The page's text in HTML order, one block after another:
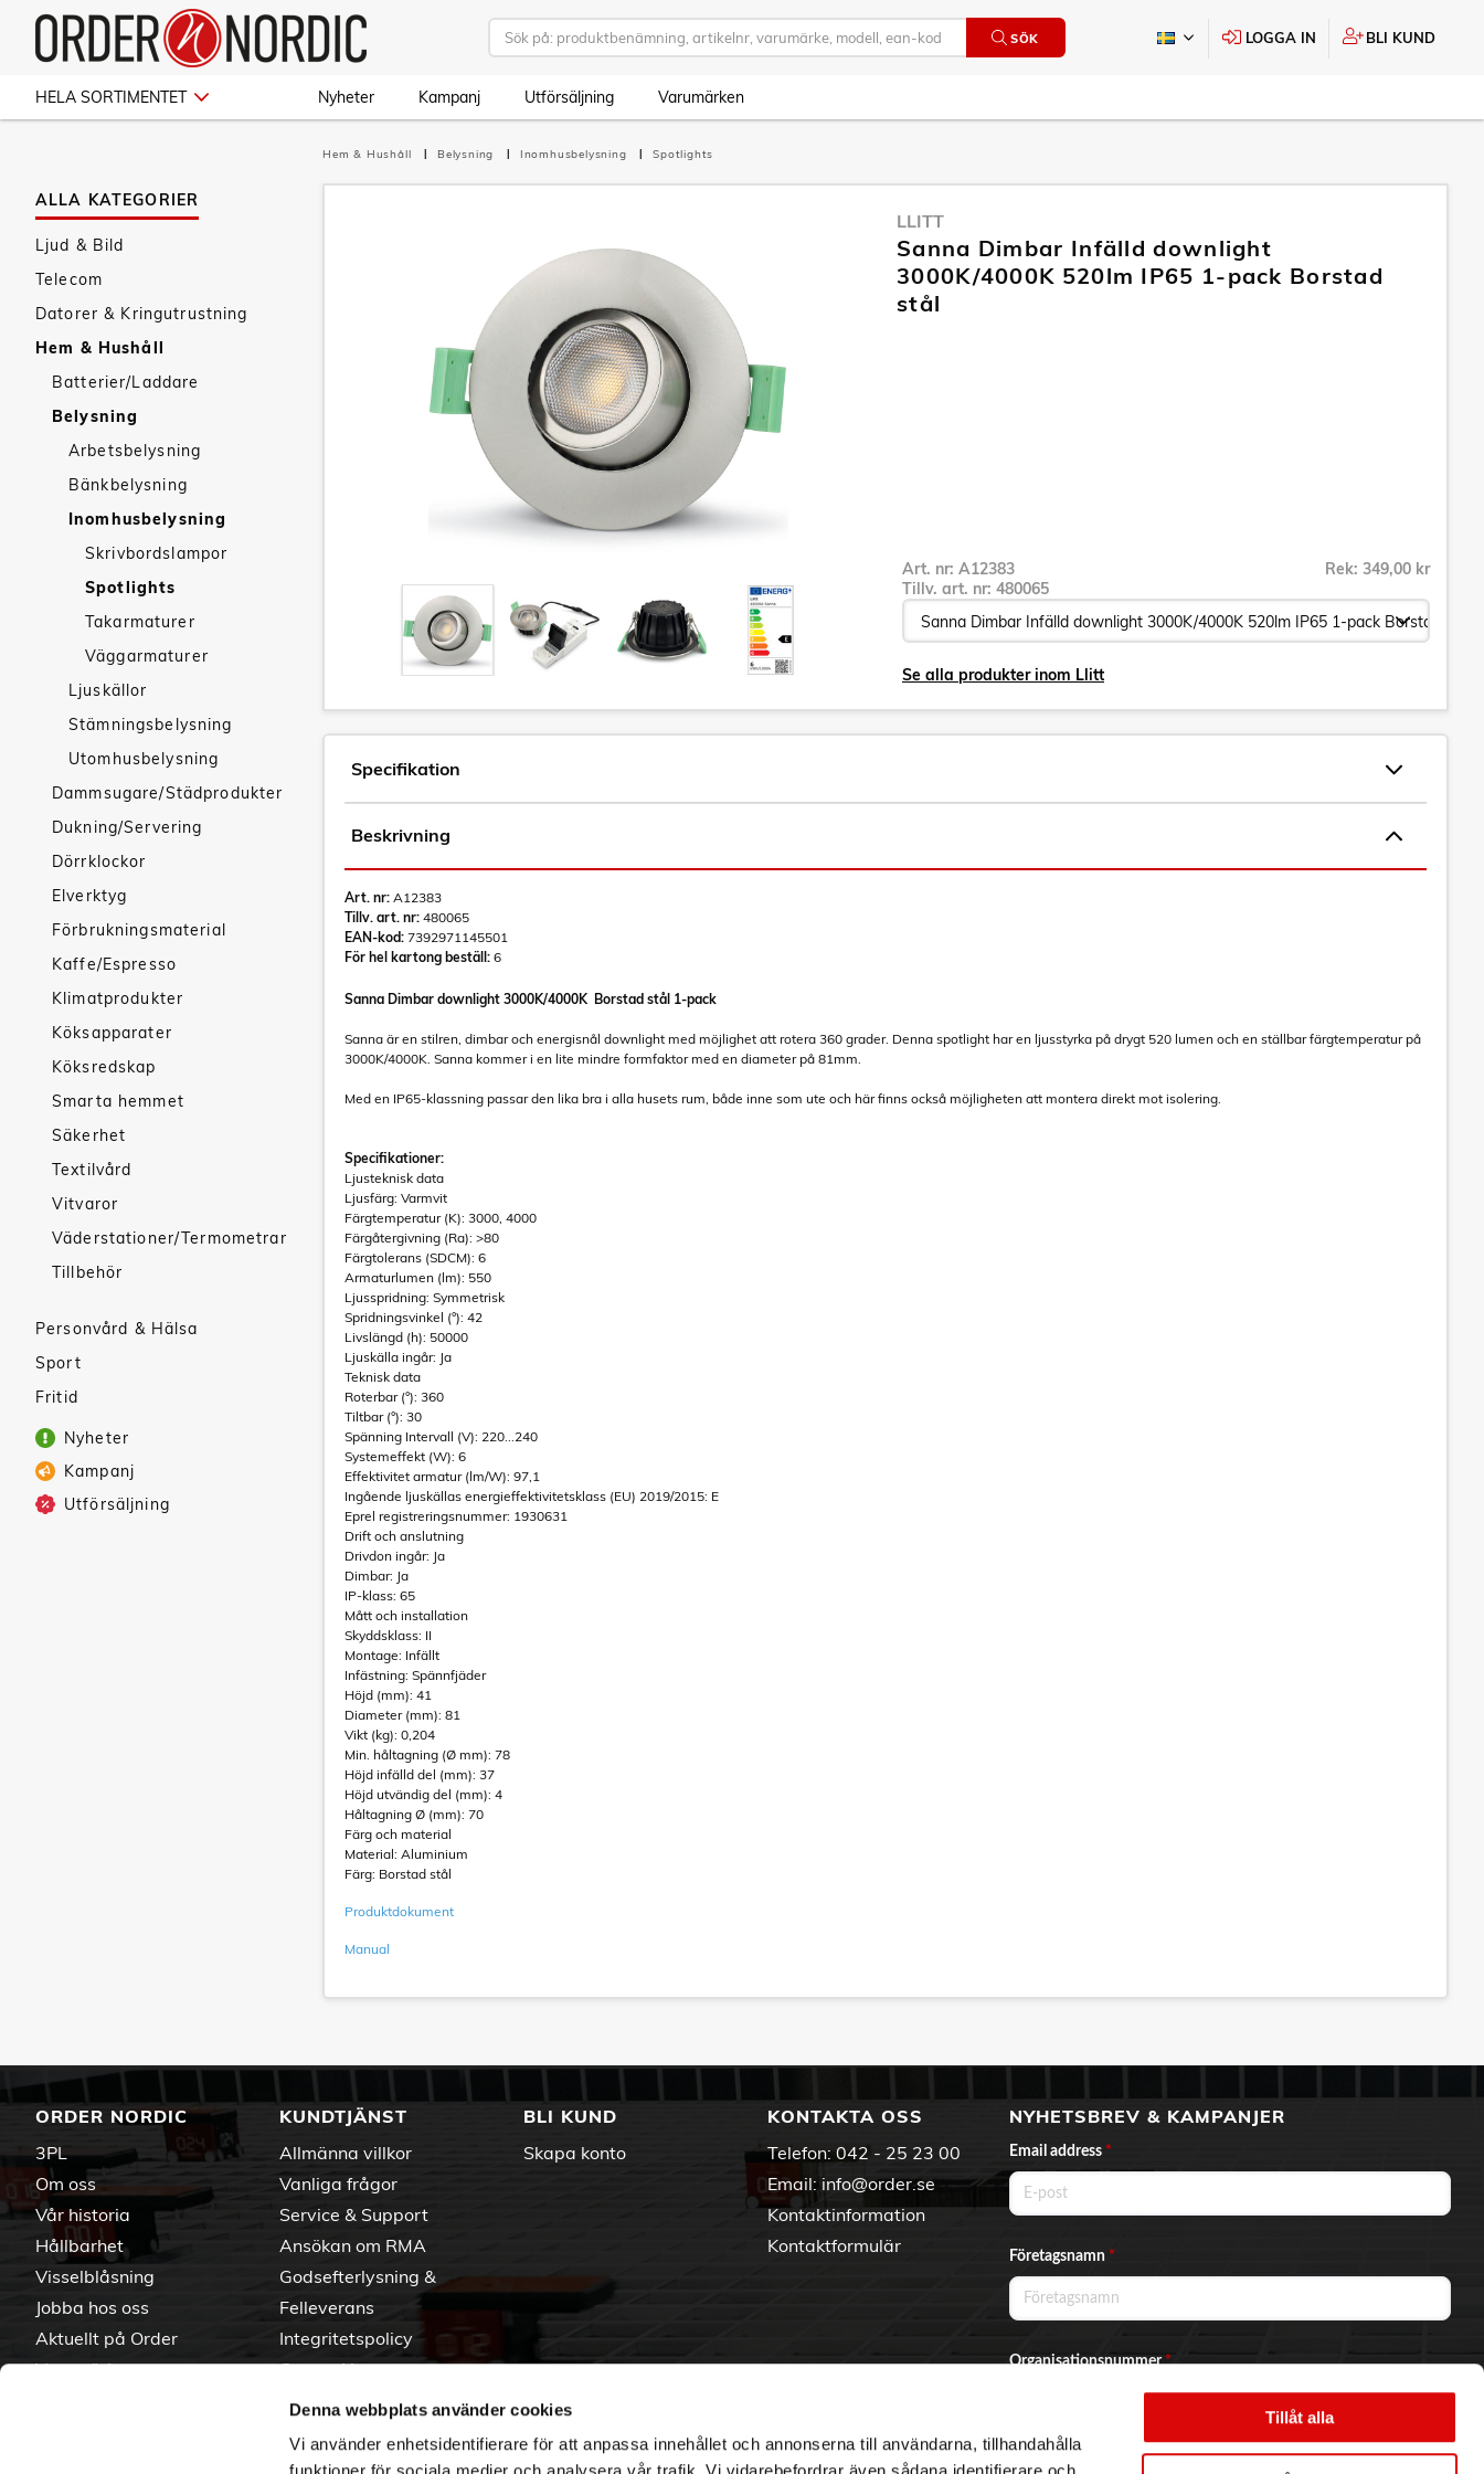
Denna webbplats använder cookies
Vi använder enhetsidentifierare för att anpassa innehållet och annonserna till användarna, tillhandahålla
Tillåt alla
SÖK LOGGA IN BLI KUND
HELA SORTIMENTET Nyheter Kampanj Utförsäljning Varumärken
ALLA KATEGORIER
Ljud & Bild
Telecom
Datorer & Kringutrustning
Hem & Hushåll
Batterier/Laddare
Belysning
Arbetsbelysning
Bänkbelysning
Inomhusbelysning
Skrivbordslampor
Spotlights
Takarmaturer
Väggarmaturer
Ljuskällor
Stämningsbelysning
Utomhusbelysning
Dammsugare/Städprodukter
Dukning/Servering
Dörrklockor
Elverktyg
Förbrukningsmaterial
Kaffe/Espresso
Klimatprodukter
Köksapparater
Köksredskap
Smarta hemmet
Säkerhet
Textilvård
Vitvaror
Väderstationer/Termometrar
Tillbehör
Personvård & Hälsa
Sport
Fritid
Nyheter
Kampanj
Utförsäljning
Hem & Hushåll Belysning Inomhusbelysning Spotlights
LLITT
Sanna Dimbar Infälld downlight
3000K/4000K 520lm IP65 1-pack Borstad
stål
Art. nr: A12383
Tillv. art. nr: 480065
Rek: 349,00 kr
Se alla produkter inom Llitt
Specifikation
Beskrivning
Art. nr: A12383
Tillv. art. nr: 480065
EAN-kod: 7392971145501
För hel kartong beställ: 6
Sanna Dimbar downlight 3000K/4000K Borstad stål 1-pack
Sanna är en stilren, dimbar och energisnål downlight med möjlighet att rotera 360 grader. Denna spotlight har en ljusstyrka på drygt 520 lumen och en ställbar färgtemperatur på
3000K/4000K. Sanna kommer i en lite mindre formfaktor med en diameter på 81mm.
Med en IP65-klassning passar den lika bra i alla husets rum, både inne som ute och här finns också möjligheten att montera direkt mot isolering.
Specifikationer:
Ljusteknisk data
Ljusfärg: Varmvit
Färgtemperatur (K): 3000, 4000
Färgåtergivning (Ra): >80
Färgtolerans (SDCM): 6
Armaturlumen (lm): 550
Ljusspridning: Symmetrisk
Spridningsvinkel (°): 42
Livslängd (h): 50000
Ljuskälla ingår: Ja
Teknisk data
Roterbar (°): 360
Tiltbar (°): 30
Spänning Intervall (V): 220...240
Systemeffekt (W): 6
Effektivitet armatur (lm/W): 97,1
Ingående ljuskällas energieffektivitetsklass (EU) 2019/2015: E
Eprel registreringsnummer: 1930631
Drift och anslutning
Drivdon ingår: Ja
Dimbar: Ja
IP-klass: 65
Mått och installation
Skyddsklass: II
Montage: Infällt
Infästning: Spännfjäder
Höjd (mm): 41
Diameter (mm): 81
Vikt (kg): 0,204
Min. håltagning (Ø mm): 78
Höjd infälld del (mm): 37
Höjd utvändig del (mm): 4
Håltagning Ø (mm): 70
Färg och material
Material: Aluminium
Färg: Borstad stål
Produktdokument
Manual
ORDER NORDIC
3PL
Om oss
Vår historia
Hållbarhet
Visselblåsning
Jobba hos oss
Aktuellt på Order
Varumärken
KUNDTJÄNST
Allmänna villkor
Vanliga frågor
Service & Support
Ansökan om RMA
Godsefterlysning &
Felleverans
Integritetspolicy
Om cookies
BLI KUND
Skapa konto
KONTAKTA OSS
Telefon: 042 - 25 23 00
Email: info@order.se
Kontaktinformation
Kontaktformulär
NYHETSBREV & KAMPANJER
Email address *
Företagsnamn *
Organisationsnummer*
Ja, jag vill prenumerera på nyhetsbrevet.